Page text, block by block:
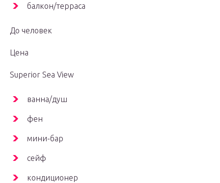
балкон/терраса
До человек
Цена
Superior Sea View
ванна/душ
фен
мини-бар
сейф
кондиционер